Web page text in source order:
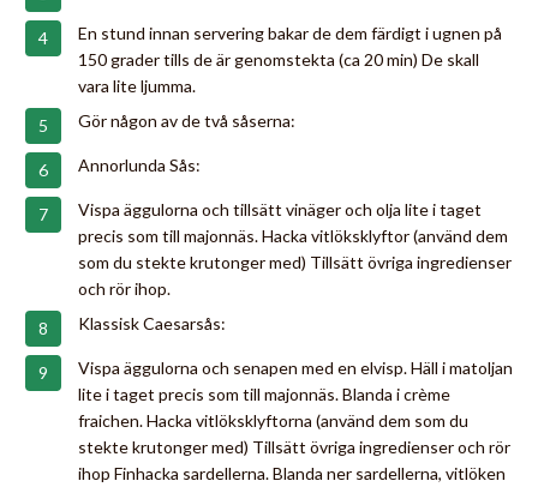
En stund innan servering bakar de dem färdigt i ugnen på
150 grader tills de är genomstekta (ca 20 min) De skall
vara lite ljumma.
Gör någon av de två såserna:
Annorlunda Sås:
Vispa äggulorna och tillsätt vinäger och olja lite i taget
precis som till majonnäs. Hacka vitlöksklyftor (använd dem
som du stekte krutonger med) Tillsätt övriga ingredienser
och rör ihop.
Klassisk Caesarsås:
Vispa äggulorna och senapen med en elvisp. Häll i matoljan
lite i taget precis som till majonnäs. Blanda i crème
fraichen. Hacka vitlöksklyftorna (använd dem som du
stekte krutonger med) Tillsätt övriga ingredienser och rör
ihop Finhacka sardellerna. Blanda ner sardellerna, vitlöken